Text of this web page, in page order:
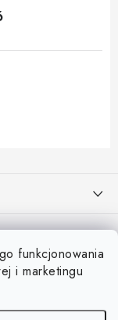
funkcjonowania
i marketingu